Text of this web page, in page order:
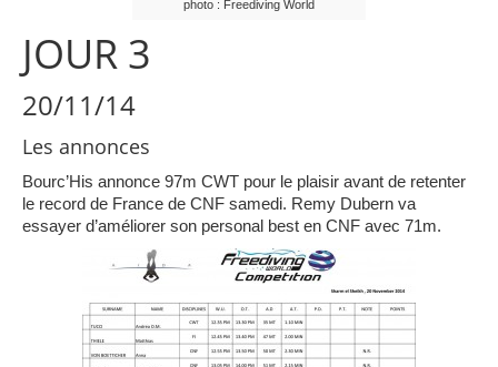
photo : Freediving World
JOUR 3
20/11/14
Les annonces
Bourc’His annonce 97m CWT pour le plaisir avant de retenter
le record de France de CNF samedi. Remy Dubern va
essayer d’améliorer son personal best en CNF avec 71m.